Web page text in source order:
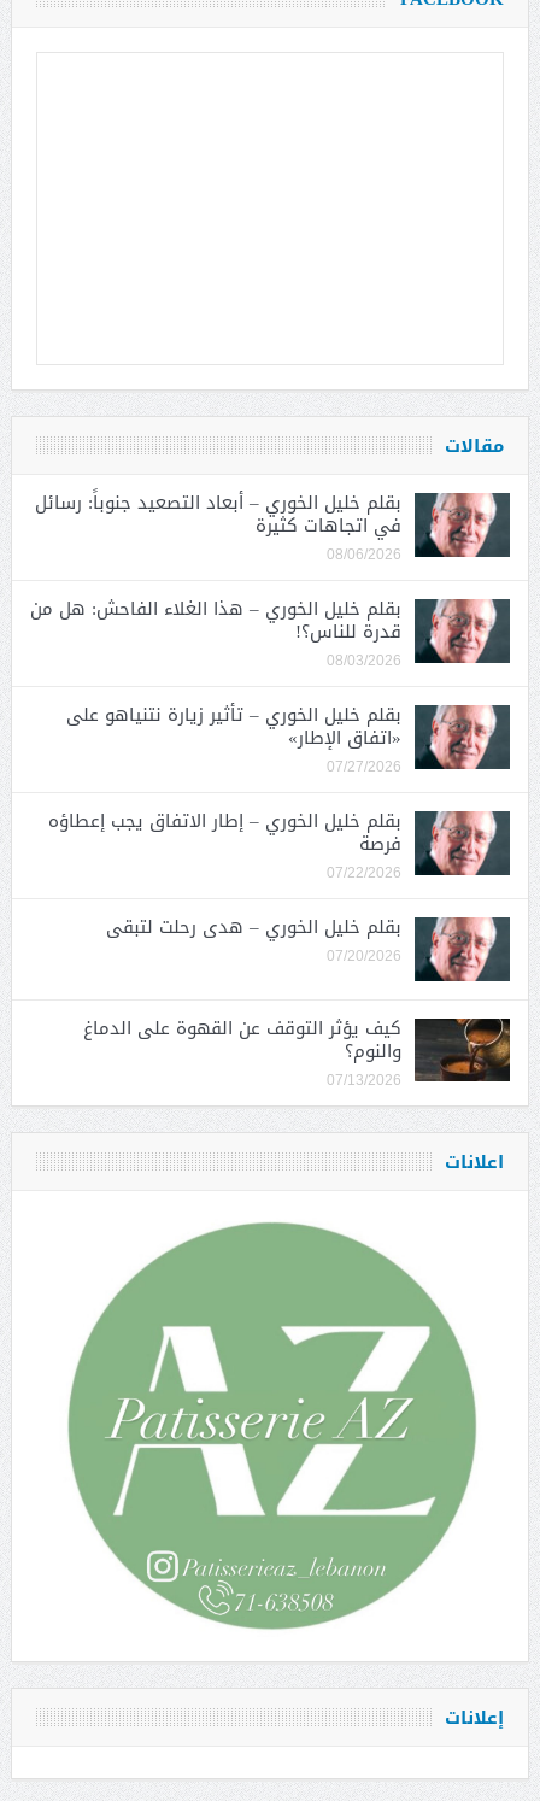
مقالات
بقلم خليل الخوري – أبعاد التصعيد جنوباً: رسائل
في اتجاهات كثيرة
08/06/2026
بقلم خليل الخوري – هذا الغلاء الفاحش: هل من
قدرة للناس؟!
08/03/2026
بقلم خليل الخوري – تأثير زيارة نتنياهو على
«اتفاق الإطار»
07/27/2026
بقلم خليل الخوري – إطار الاتفاق يجب إعطاؤه
فرصة
07/22/2026
بقلم خليل الخوري – هدى رحلت لتبقى
07/20/2026
كيف يؤثر التوقف عن القهوة على الدماغ
والنوم؟
07/13/2026
اعلانات
إعلانات